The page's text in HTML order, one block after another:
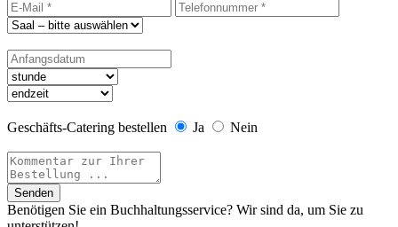
Geschäfts-Catering bestellen Ja Nein
Senden
Benötigen Sie ein Buchhaltungsservice? Wir sind da, um Sie zu